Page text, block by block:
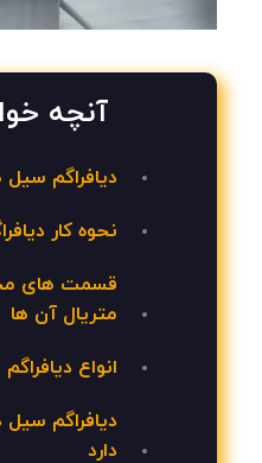
آنچه
دیافراگم
نحوه کار
قسمت های
متریال آن ها
انواع
دیافراگم سیل
دارد